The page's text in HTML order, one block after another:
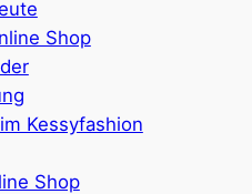
Shop
Kessyfashion
Shop